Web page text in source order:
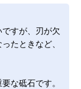
すが、刃が欠
たときなど、
な砥石です。